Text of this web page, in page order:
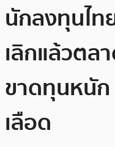
นักลงทุนไ
เลิกแล้วตล
ขาดทุนหนั
เลือด